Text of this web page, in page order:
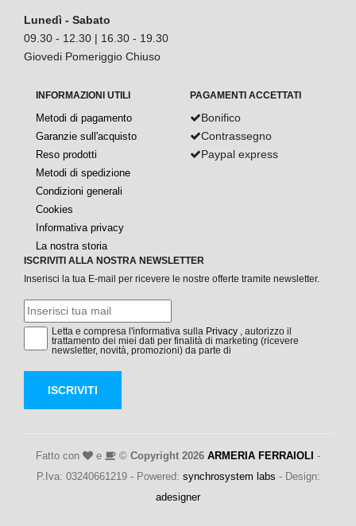
Lunedì - Sabato
09.30 - 12.30 | 16.30 - 19.30
Giovedi Pomeriggio Chiuso
INFORMAZIONI UTILI
Metodi di pagamento
Garanzie sull'acquisto
Reso prodotti
Metodi di spedizione
Condizioni generali
Cookies
Informativa privacy
La nostra storia
PAGAMENTI ACCETTATI
Bonifico
Contrassegno
Paypal express
ISCRIVITI ALLA NOSTRA NEWSLETTER
Inserisci la tua E-mail per ricevere le nostre offerte tramite newsletter.
Letta e compresa l'informativa sulla Privacy , autorizzo il
trattamento dei miei dati per finalità di marketing (ricevere
newsletter, novità, promozioni) da parte di
ISCRIVITI
Fatto con e © Copyright 2026 ARMERIA FERRAIOLI -
P.Iva: 03240661219 - Powered: synchrosystem labs - Design:
adesigner